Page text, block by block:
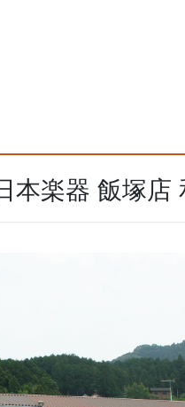
本楽器 飯塚店